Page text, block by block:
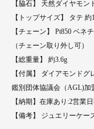
【脇石】 天然ダイヤモン
【トップサイズ】 タテ
【チェーン】 Pt850 ベネ
（チェーン取り外し可）
【総重量】 約3.6g
【付属】 ダイアモンド
鑑別団体協議会（AGL)
【納期】在庫あり:2営業
【備考】 ジュエリーケー